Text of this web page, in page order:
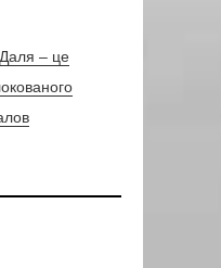
– це